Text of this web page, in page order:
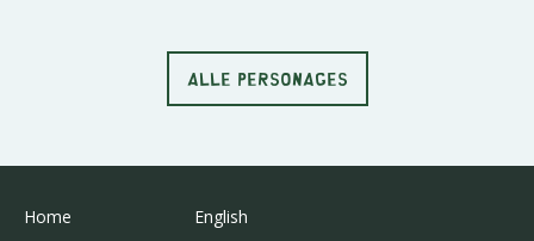
ALLE PERSONAGES
Home
English